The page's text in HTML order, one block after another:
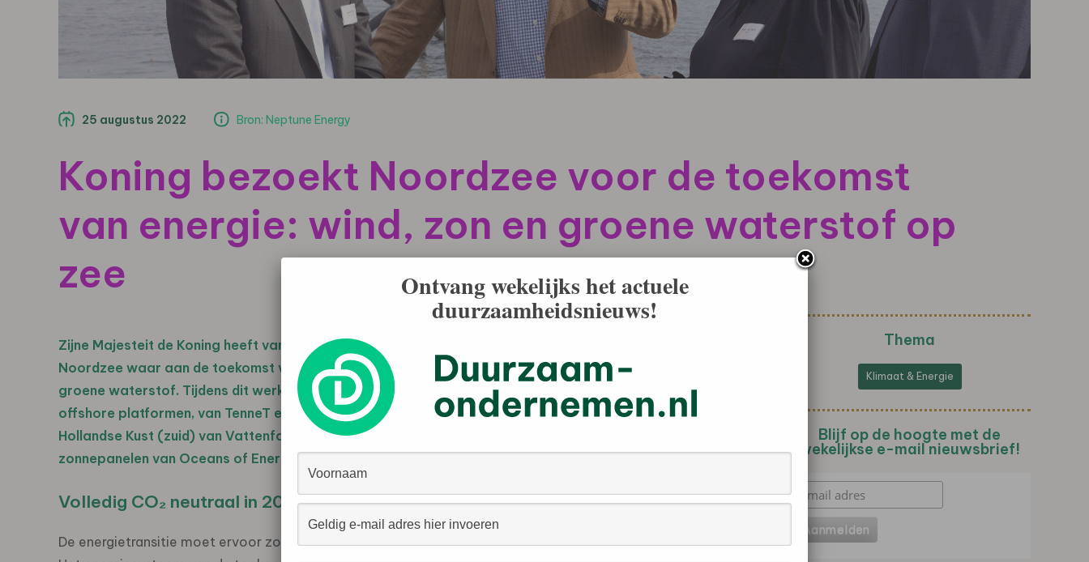
25 augustus 2022 Bron: Neptune Energy
Koning bezoekt Noordzee voor de toekomst
van energie: wind, zon en groene waterstof op
zee
Zijne Majesteit de Koning heeft vandaag een werkbezoek gebracht aan diverse locaties op de
Noordzee waar aan de toekomst van het energiesysteem wordt gewerkt, met offshore wind, zon en
groene waterstof. Tijdens dit werkbezoek kreeg de Koning onder meer een rondleiding langs twee
offshore platformen, van TenneT en van Neptune Energy. Ook bekeek de Koning het windpark op zee
Hollandse Kust (zuid) van Vattenfall. Tot slot bracht de Koning een bezoek aan de pilot met drijvende
zonnepanelen van Oceans of Energy.
Volledig CO₂ neutraal in 2050
De energietransitie moet ervoor zorgen dat ons energiesysteem in 2050 vrijwel volledig CO2 neutraal is.
Thema
Klimaat & Energie
Blijf op de hoogte met de
wekelijkse e-mail nieuwsbrief!
Ontvang wekelijks het actuele
duurzaamheidsnieuws!